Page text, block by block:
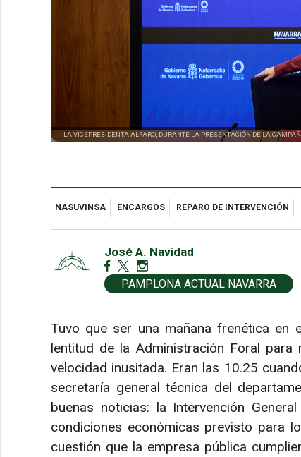
LA VICEPRESIDENTA ALFARO, DURANTE LA PRESENTACIÓN DE LA
NASUVINSA ENCARGOS REPARO DE INTERVENCIÓN
José A. Navidad
PAMPLONA ACTUAL NAVARRA
Tuvo que ser una mañana frenética en
lentitud de la Administración Foral para
velocidad inusitada. Eran las 10.25
secretaría general técnica del
buenas noticias: la Intervención
condiciones económicas previsto para
cuestión que la empresa pública